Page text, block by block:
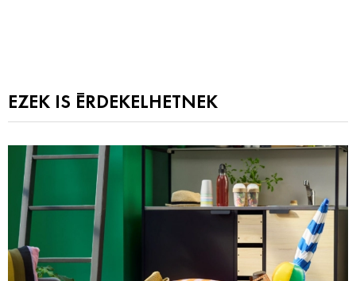
EZEK IS ÉRDEKELHETNEK